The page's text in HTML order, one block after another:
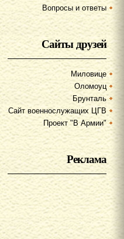
Вопросы и ответы
Сайты друзей
Миловице
Оломоуц
Брунталь
Сайт военнослужащих ЦГВ
Проект "В Армии"
Реклама